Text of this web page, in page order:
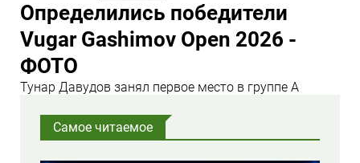
Определились победители
Vugar Gashimov Open 2026 -
ФОТО
Тунар Давудов занял первое место в группе А
Самое читаемое